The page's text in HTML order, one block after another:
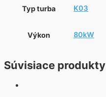
Typ turba K03
Výkon 80kW
Súvisiace produkty